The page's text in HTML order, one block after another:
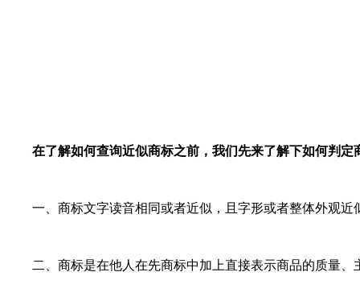
在了解如何查询近似商标之前，我们先来了解下如何判
一、商标文字读音相同或者近似，且字形或者整体外观近
二、商标是在他人在先商标中加上直接表示商品的质量、